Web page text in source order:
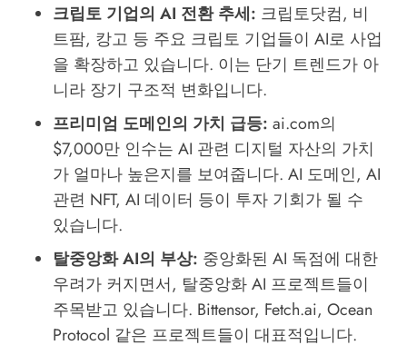
크립토 기업의 AI 전환 추세: 크립토닷컴, 비
트팜, 캉고 등 주요 크립토 기업들이 AI로 사업
을 확장하고 있습니다. 이는 단기 트렌드가 아
니라 장기 구조적 변화입니다.
프리미엄 도메인의 가치 급등: ai.com의
$7,000만 인수는 AI 관련 디지털 자산의 가치
가 얼마나 높은지를 보여줍니다. AI 도메인, AI
관련 NFT, AI 데이터 등이 투자 기회가 될 수
있습니다.
탈중앙화 AI의 부상: 중앙화된 AI 독점에 대한
우려가 커지면서, 탈중앙화 AI 프로젝트들이
주목받고 있습니다. Bittensor, Fetch.ai, Ocean
Protocol 같은 프로젝트들이 대표적입니다.